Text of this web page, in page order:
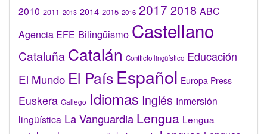
2010 2011 2013 2014 2015 2016 2017 2018 ABC
Agencia EFE Bilingüismo Castellano
Cataluña Catalán Conflicto lingüístico Educación
El Mundo El País Español Europa Press
Euskera Gallego Idiomas Inglés Inmersión
lingüística La Vanguardia Lengua Lengua